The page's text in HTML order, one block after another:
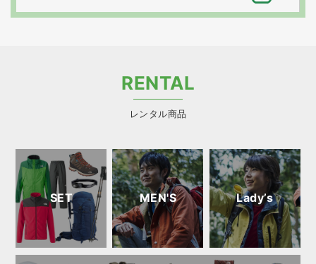
RENTAL
レンタル商品
SET MEN'S Lady’s